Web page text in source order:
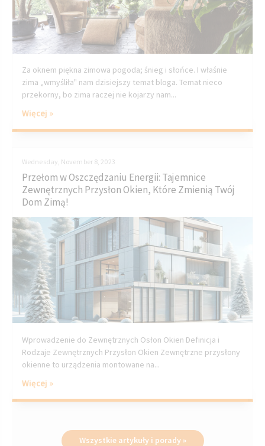
Za oknem piękna zimowa pogoda; śnieg i słońce. I właśnie
zima „wmyśliła" nam dzisiejszy temat bloga. Temat nieco
przekorny, bo zima raczej nie kojarzy nam...
Więcej »
Wednesday, November 8, 2023
Przełom w Oszczędzaniu Energii: Tajemnice
Zewnętrznych Przysłon Okien, Które Zmienią Twój
Dom Zimą!
Wprowadzenie do Zewnętrznych Osłon Okien Definicja i
Rodzaje Zewnętrznych Przysłon Okien Zewnętrzne przysłony
okienne to urządzenia montowane na...
Więcej »
Wszystkie artykuły i porady »